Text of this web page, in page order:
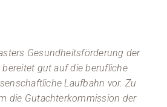
Sie
Gesundheitsförderung der
gut auf die berufliche
Laufbahn vor. Zu
die Gutachterkommission der